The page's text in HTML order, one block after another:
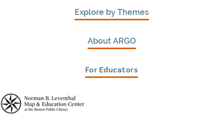
Explore by Themes
About ARGO
For Educators